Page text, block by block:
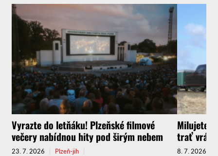
Vyrazte do letňáku! Plzeňské filmové
večery nabídnou hity pod širým nebem
23. 7. 2026 Plzeň-jih
Milujete
trať vrátí
8. 7. 2026